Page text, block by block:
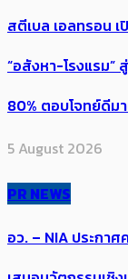
สตีเบล เอลทรอน
“อสังหา-โรงแรม”
80% ตอบโจทย์ดีม
5 August 2026
PR NEWS
อว. – NIA ประกา